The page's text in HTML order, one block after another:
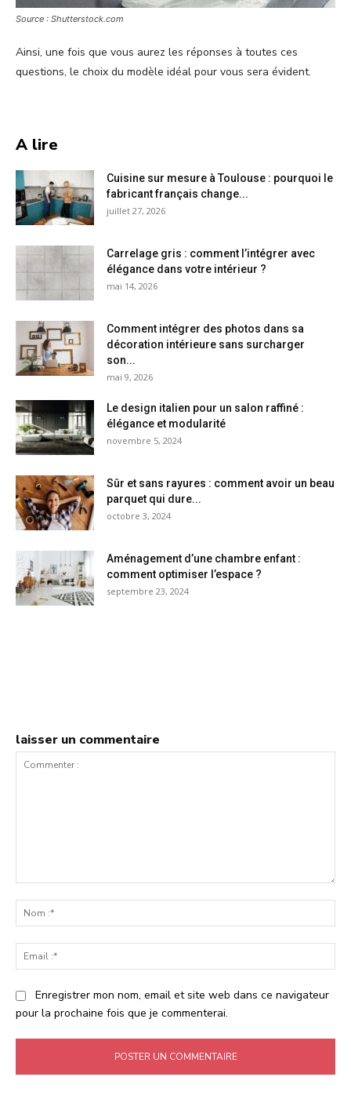
Source : Shutterstock.com
Ainsi, une fois que vous aurez les réponses à toutes ces
questions, le choix du modèle idéal pour vous sera évident.
A lire
Cuisine sur mesure à Toulouse : pourquoi le
fabricant français change...
juillet 27, 2026
Carrelage gris : comment l’intégrer avec
élégance dans votre intérieur ?
mai 14, 2026
Comment intégrer des photos dans sa
décoration intérieure sans surcharger
son...
mai 9, 2026
Le design italien pour un salon raffiné :
élégance et modularité
novembre 5, 2024
Sûr et sans rayures : comment avoir un beau
parquet qui dure...
octobre 3, 2024
Aménagement d’une chambre enfant :
comment optimiser l’espace ?
septembre 23, 2024
laisser un commentaire
:*
:*
Enregistrer mon nom, email et site web dans ce navigateur
pour la prochaine fois que je commenterai.